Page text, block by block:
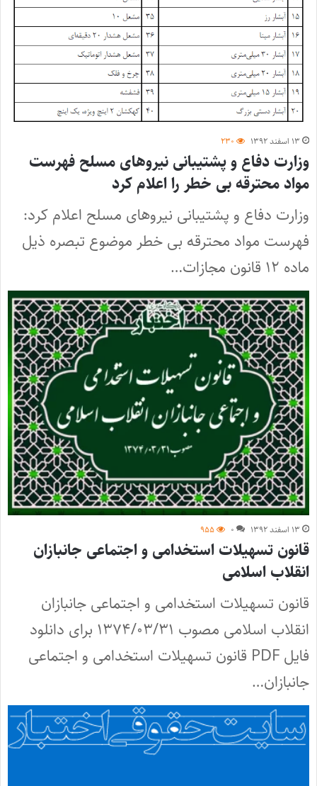
۱۳ اسفند ۱۳۹۲ ۲۳۰
وزارت دفاع و پشتیبانی نیروهای مسلح فهرست
مواد محترقه بی خطر را اعلام کرد
وزارت دفاع و پشتیبانی نیروهای مسلح اعلام کرد:
فهرست مواد محترقه بی خطر موضوع تبصره ذیل
ماده ۱۲ قانون مجازات…
۱۳ اسفند ۱۳۹۲ ۰ ۹۵۵
‌قانون تسهیلات استخدامی و اجتماعی جانبازان
انقلاب اسلامی
‌قانون تسهیلات استخدامی و اجتماعی جانبازان
انقلاب اسلامی مصوب ۱۳۷۴/۰۳/۳۱ برای دانلود
فایل PDF‌ ‌قانون تسهیلات استخدامی و اجتماعی
جانبازان…